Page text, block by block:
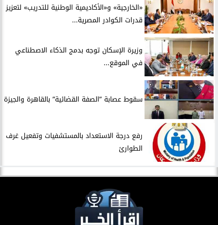
​«الخارجية» و«الأكاديمية الوطنية للتدريب» لتعزيز
قدرات الكوادر المصرية...
​وزيرة الإسكان توجه بدمج الذكاء الاصطناعي
في الموقع...
سقوط عصابة ”الصفة القضائية” بالقاهرة والجيزة
​رفع درجة الاستعداد بالمستشفيات وتفعيل غرف
الطوارئ